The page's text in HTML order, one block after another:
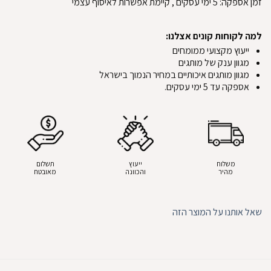
למה לקוחות קונים אצלנו:
ייעוץ מקצועי ממומחים
מגוון ענק של מותגים
מגוון מותגים איכותיים במחיר הנמוך בישראל
אספקה עד 5 ימי עסקים.
משלוח
מהיר
ייעוץ
והכוונה
תשלום
מאובטח
שאל אותנו על המוצר הזה